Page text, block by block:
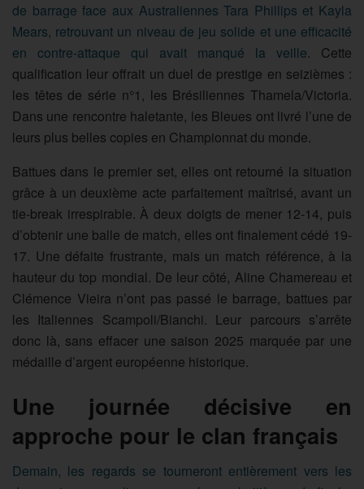
de barrage face aux Australiennes Tara Phillips et Kayla
Mears, retrouvant un niveau de jeu solide et une efficacité
en contre-attaque qui avait manqué la veille. Cette
qualification leur offrait un duel de prestige en seizièmes :
les têtes de série n°1, les Brésiliennes Thamela/Victoria.
Dans une rencontre haletante, les Bleues ont livré l’une de
leurs plus belles copies en Championnat du monde.
Battues dans le premier set, elles ont retourné la situation
grâce à un deuxième acte parfaitement maîtrisé, avant un
tie-break irrespirable. À deux doigts de mener 12-14, puis
d’obtenir une balle de match, elles ont finalement cédé 19-
17. Une défaite frustrante, mais un match référence, à la
hauteur du top mondial. De leur côté, Aline Chamereau et
Clémence Vieira n’ont pas passé le barrage, battues par
les Italiennes Scampoli/Bianchi. Leur parcours s’arrête
donc là, sans effacer une saison 2025 marquée par une
médaille d’argent européenne historique.
Une journée décisive en
approche pour le clan français
Demain, les regards se tourneront entièrement vers les